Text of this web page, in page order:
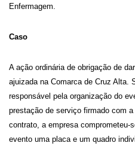
Enfermagem.
Caso
A ação ordinária de obrigação de
ajuizada na Comarca de Cruz Alta.
responsável pela organização do
prestação de serviço firmado com
contrato, a empresa comprometeu-
evento uma placa e um quadro